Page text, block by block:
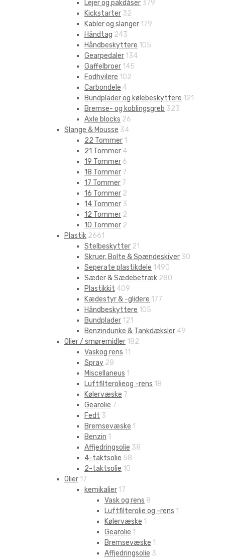
Lejer og pakdåser 379
Kickstarter 32
Kabler og slanger 179
Håndtag 243
Håndbeskyttere 105
Gearpedaler 134
Gaffelbroer 145
Fodhvilere 102
Carbondele 4
Bundplader og kølebeskyttere 121
Bremse- og koblingsgreb 323
Axle blocks 26
Slange & Mousse 34
22 Tommer 1
21 Tommer 4
19 Tommer 6
18 Tommer 7
17 Tommer 7
16 Tommer 2
14 Tommer 3
12 Tommer 2
10 Tommer 2
Plastik 2661
Stelbeskytter 21
Skruer, Bolte & Spændeskiver 30
Seperate plastikdele 1490
Sæder & Sædebetræk 280
Plastikkit 409
Kædestyr & -glidere 177
Håndbeskyttere 105
Bundplader 121
Benzindunke & Tankdæksler 49
Olier / smøremidler 182
Vaskog rens 11
Spray 28
Miscellaneus 1
Luftfilterolieog -rens 18
Kølervæske 7
Gearolie 7
Fedt 3
Bremsevæske 1
Benzin 1
Affjedringsolie 38
4-taktsolie 58
2-taktsolie 10
Olier 17
kemikalier 17
Vask og rens 8
Luftfilterolie og -rens 1
Kølervæske 1
Gearolie 1
Bremsevæske 1
Affjedringsolie 3